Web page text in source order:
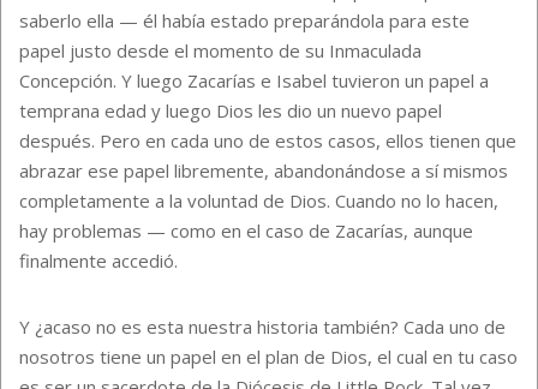
saberlo ella — él había estado preparándola para este
papel justo desde el momento de su Inmaculada
Concepción. Y luego Zacarías e Isabel tuvieron un papel a
temprana edad y luego Dios les dio un nuevo papel
después. Pero en cada uno de estos casos, ellos tienen que
abrazar ese papel libremente, abandonándose a sí mismos
completamente a la voluntad de Dios. Cuando no lo hacen,
hay problemas — como en el caso de Zacarías, aunque
finalmente accedió.
Y ¿acaso no es esta nuestra historia también? Cada uno de
nosotros tiene un papel en el plan de Dios, el cual en tu caso